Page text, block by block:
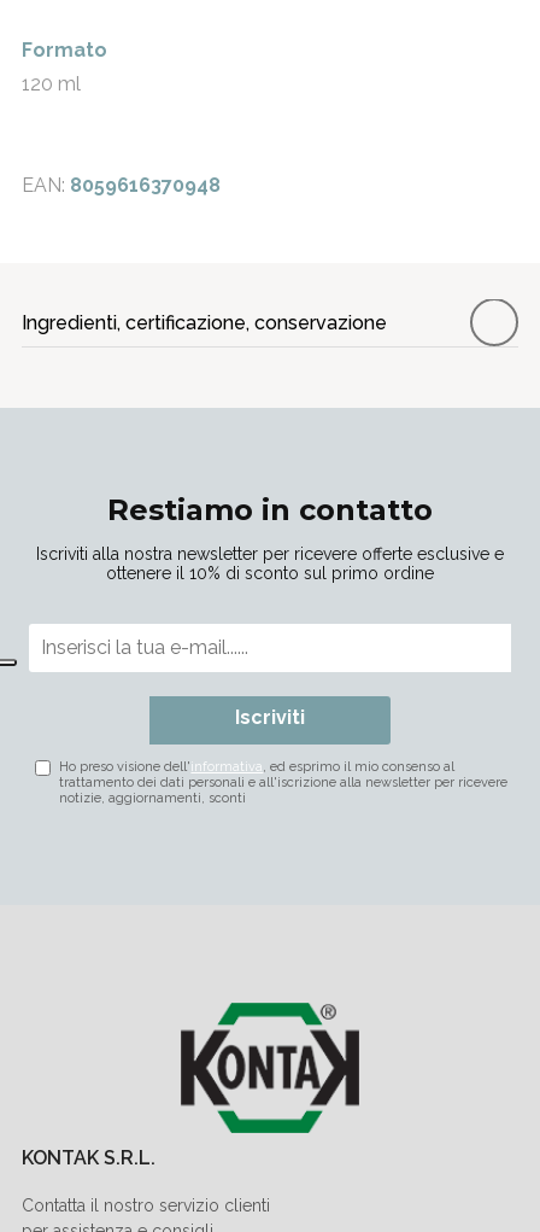
Formato
120 ml
EAN: 8059616370948
Ingredienti, certificazione, conservazione
Restiamo in contatto
Iscriviti alla nostra newsletter per ricevere offerte esclusive e
ottenere il 10% di sconto sul primo ordine
Iscriviti
Ho preso visione dell'informativa, ed esprimo il mio consenso al
trattamento dei dati personali e all'iscrizione alla newsletter per ricevere
notizie, aggiornamenti, sconti
KONTAK S.R.L.
Contatta il nostro servizio clienti